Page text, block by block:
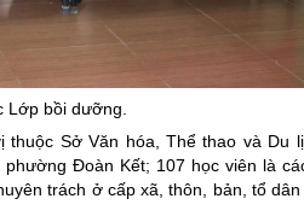
Giảm nghèo
Đưa nghị
Bầu cử đại
Đại hội Đảng
Gia đình
Lớp bồi dưỡng.
Sở Văn hóa, Thể thao và Du
Đoàn Kết; 107 học viên là
trách ở cấp xã, thôn, bản, tổ